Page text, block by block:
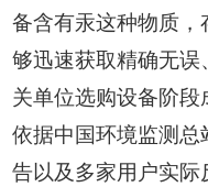
备含有汞这种物质
够迅速获取精确无
关单位选购设备阶
依据中国环境监测
告以及多家用户实